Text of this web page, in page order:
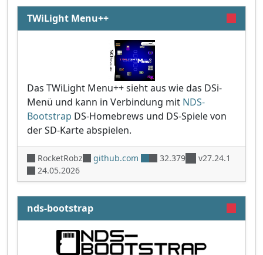
TWiLight Menu++
Das TWiLight Menu++ sieht aus wie das DSi-
Menü und kann in Verbindung mit NDS-
Bootstrap DS-Homebrews und DS-Spiele von
der SD-Karte abspielen.
RocketRobz github.com 32.379
v27.24.1
24.05.2026
nds-bootstrap